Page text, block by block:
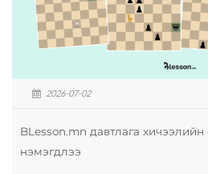
2026-07-02
BLesson.mn давтлага
нэмэгдлээ